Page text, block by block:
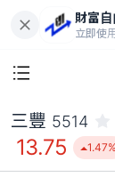
財富自
立即使
三豐 5514
13.75 1.47%